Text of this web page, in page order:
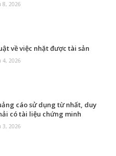
8, 2026
về việc nhặt được tài sản
4, 2026
cáo sử dụng từ nhất, duy
có tài liệu chứng minh
3, 2026